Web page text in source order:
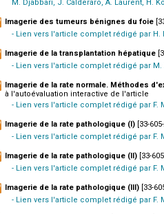
M. Djabbari, J. Calderaro, A. Laurent, H.
Imagerie des tumeurs bénignes du foie
- Lien vers l'article complet rédigé par H.
Imagerie de la transplantation hépatique
- Lien vers l'article complet rédigé par M.
Imagerie de la rate normale. Méthodes
à l'autoévaluation interactive de l'article
- Lien vers l'article complet rédigé par F.
Imagerie de la rate pathologique (I) [33-
- Lien vers l'article complet rédigé par F.
Imagerie de la rate pathologique (II) [33-
- Lien vers l'article complet rédigé par F.
Imagerie de la rate pathologique (III) [33-
- Lien vers l'article complet rédigé par F.